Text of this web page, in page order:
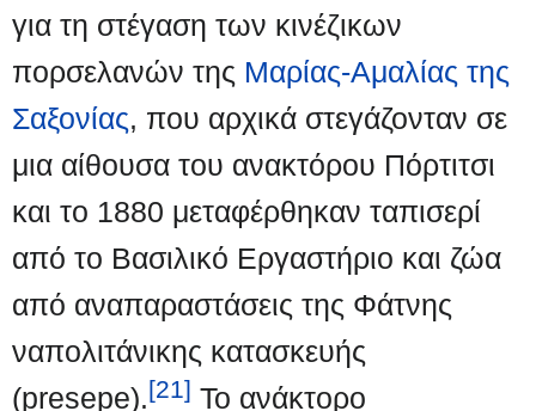
για τη στέγαση των κινέζικων
πορσελανών της Μαρίας-Αμαλίας της
Σαξονίας, που αρχικά στεγάζονταν σε
μια αίθουσα του ανακτόρου Πόρτιτσι
και το 1880 μεταφέρθηκαν ταπισερί
από το Βασιλικό Εργαστήριο και ζώα
από αναπαραστάσεις της Φάτνης
ναπολιτάνικης κατασκευής
(presepe).[21] Το ανάκτορο